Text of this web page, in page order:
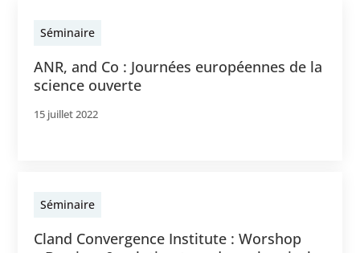
Séminaire
ANR, and Co : Journées européennes de la
science ouverte
15 juillet 2022
Séminaire
Cland Convergence Institute : Worshop